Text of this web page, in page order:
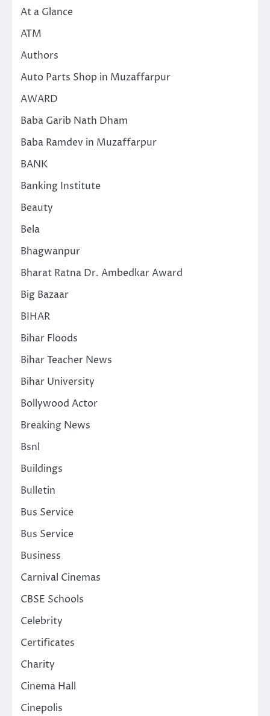
At a Glance
ATM
Authors
Auto Parts Shop in Muzaffarpur
AWARD
Baba Garib Nath Dham
Baba Ramdev in Muzaffarpur
BANK
Banking Institute
Beauty
Bela
Bhagwanpur
Bharat Ratna Dr. Ambedkar Award
Big Bazaar
BIHAR
Bihar Floods
Bihar Teacher News
Bihar University
Bollywood Actor
Breaking News
Bsnl
Buildings
Bulletin
Bus Service
Bus Service
Business
Carnival Cinemas
CBSE Schools
Celebrity
Certificates
Charity
Cinema Hall
Cinepolis